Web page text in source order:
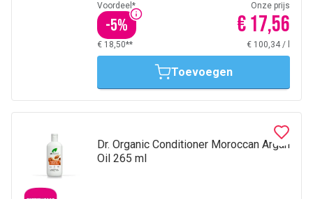
Voordeel*
-5%
Onze prijs
€ 17,56
€ 18,50** € 100,34 /
Toevoegen
Dr. Organic Conditioner Moroccan Argan
Oil 265 ml